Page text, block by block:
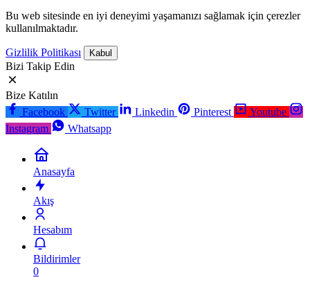
Bu web sitesinde en iyi deneyimi yaşamanızı sağlamak için çerezler
kullanılmaktadır.
Gizlilik Politikası Kabul
Bizi Takip Edin
Bize Katılın
Facebook
Twitter Linkedin Pinterest
Youtube
Instagram
Whatsapp
Anasayfa
Akış
Hesabım
Bildirimler
0